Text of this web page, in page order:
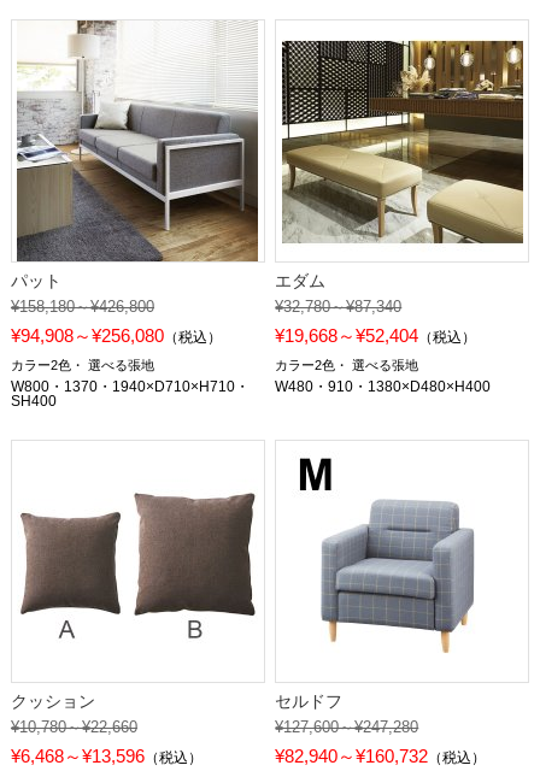
パット
¥158,180～¥426,800
¥94,908～¥256,080（税込）
カラー2色 選べる張地
W800・1370・1940×D710×H710・
SH400
エダム
¥32,780～¥87,340
¥19,668～¥52,404 （税込）
カラー2色 選べる張地
W480・910・1380×D480×H400
クッション
¥10,780～¥22,660
¥6,468～¥13,596（税込）
セルドフ
¥127,600～¥247,280
¥82,940～¥160,732 （税込）